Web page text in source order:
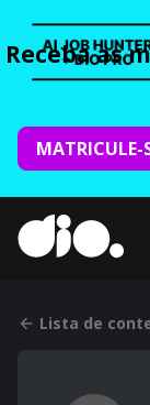
Receba as
MATRICULE-
Lista de